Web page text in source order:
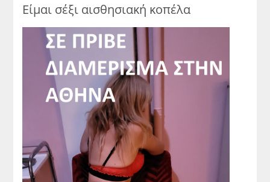
Είμαι σέξι αισθησιακή κοπέλα